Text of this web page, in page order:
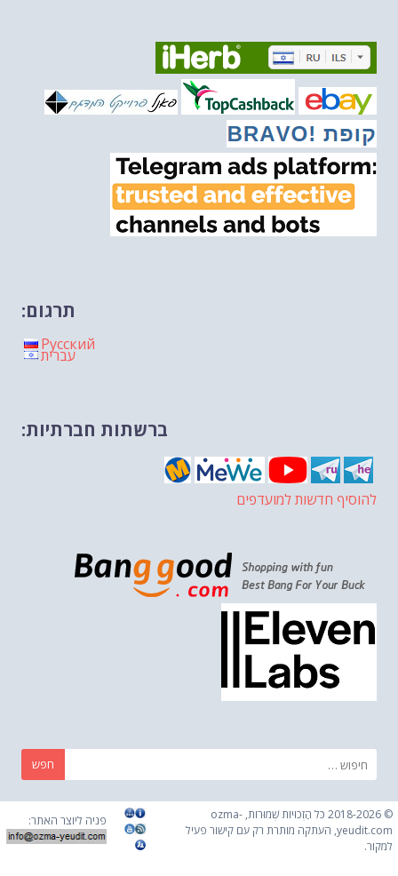
מיכאל בן ארי על דילמת המנהיגות....
מיכאל בן ארי על פרשת הת...
מיכאל בן ארי על פרשת הת...
מיכאל בן ארי על פרשת הת...-- 13/02/2026
מיכאל בן ארי על פרשת השבוע ת...-- 06/02/2026
חלקם של היהודים הולך ופוחת....
מיכאל בן ארי על פרשת השבוע ת...
תרגום:
Русский
עברית
ברשתות חברתיות:
להוסיף חדשות למועדפים
חפש:
© 2018-2026 כֹּל הַזְכוּיוֹת שְׁמוּרוֹת, ozma-
yeudit.com, העתקה מותרת רק עם קישור פעיל
למקור.
פניה ליוצר האתר: